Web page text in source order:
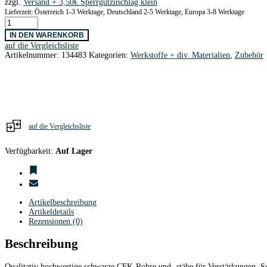
zzgl. Versand
Lieferzeit: Österreich 1-3 Werktage, Deutschland 2-5 Werktage, Europa 3-8 Werktage
CFK-
Vollstab
2,5
x
1000mm
IN DEN WARENKORB
auf die Vergleichsliste
Artikelnummer: 134483 Kategorien: Werkstoffe + div. Materialien Zubehör
auf die Vergleichsliste
Verfügbarkeit: Auf Lager
Artikelbeschreibung
Artikeldetails
Rezensionen (0)
Beschreibung